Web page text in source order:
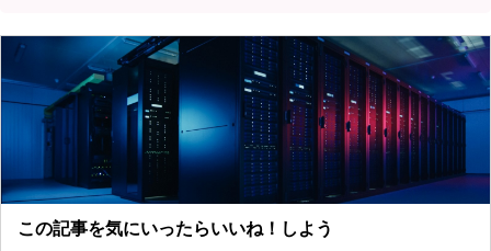
この記事を気にいったらいいね！しよう